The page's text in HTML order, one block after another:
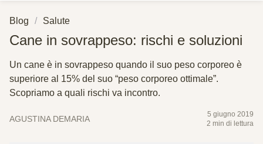
Blog Salute
Cane in sovrappeso: rischi e soluzioni
Un cane è in sovrappeso quando il suo peso corporeo è
superiore al 15% del suo “peso corporeo ottimale”.
Scopriamo a quali rischi va incontro.
AGUSTINA DEMARIA
5 giugno 2019
2 min di lettura